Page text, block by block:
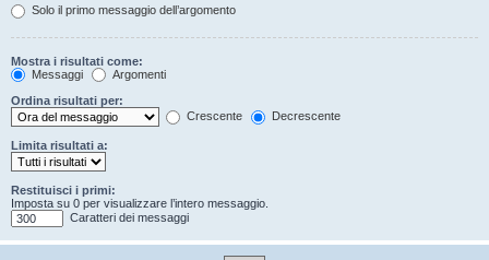
Solo il primo messaggio dell’argomento
Mostra i risultati come:
Messaggi
Argomenti
Ordina risultati per:
Crescente
Decrescente
Limita risultati a:
Restituisci i primi:
Imposta su 0 per visualizzare l’intero messaggio.
Caratteri dei messaggi